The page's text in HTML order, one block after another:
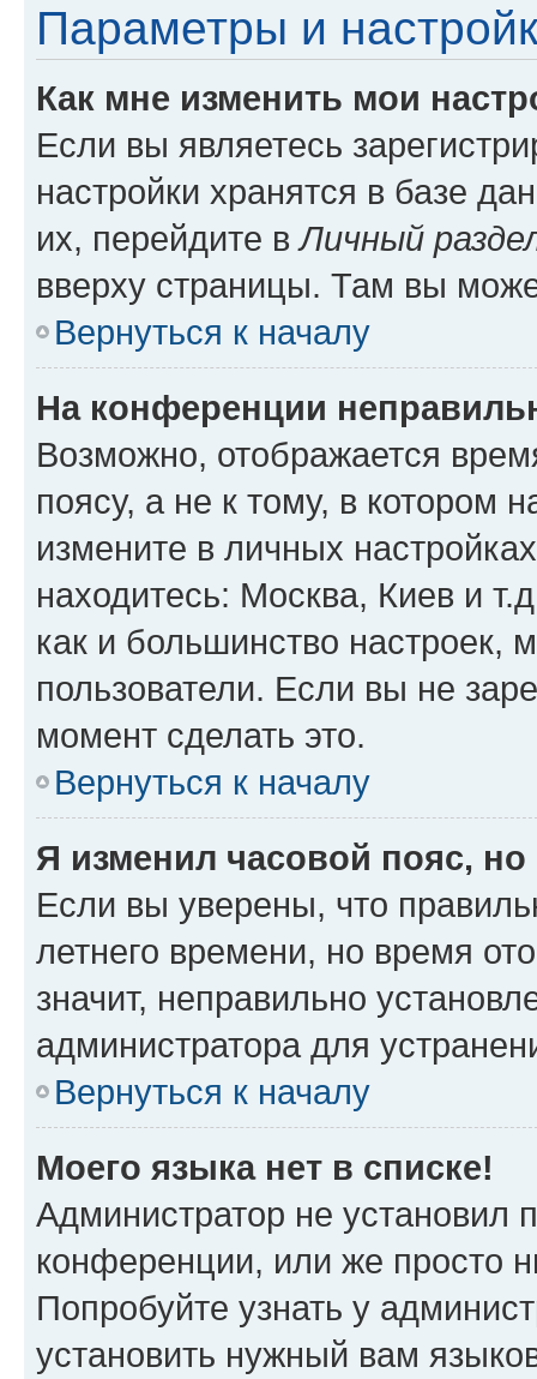
Параметры и
Как мне изменить мои
Если вы являетесь
настройки хранятся в базе
их, перейдите вЛичный
вверху страницы. Там вы
Вернуться к началу
На конференции
Возможно, отображается
поясу, а не к тому, в котором
измените в личных
находитесь: Москва, Киев и
как и большинство настроек,
пользователи. Если вы не
момент сделать это.
Вернуться к началу
Я изменил часовой пояс,
Если вы уверены, что
летнего времени, но время
значит, неправильно
администратора для
Вернуться к началу
Моего языка нет в списке!
Администратор не установил
конференции, или же просто
Попробуйте узнать у
установить нужный вам